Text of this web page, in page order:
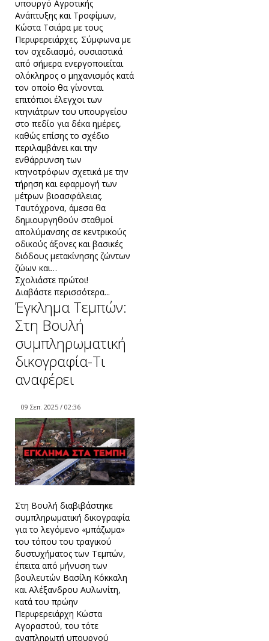
υπουργό Αγροτικής
Ανάπτυξης και Τροφίμων,
Κώστα Τσιάρα με τους
Περιφερειάρχες. Σύμφωνα με
τον σχεδιασμό, ουσιαστικά
από σήμερα ενεργοποιείται
ολόκληρος ο μηχανισμός κατά
τον οποίο θα γίνονται
επιτόπιοι έλεγχοι των
κτηνιάτρων του υπουργείου
στο πεδίο για δέκα ημέρες,
καθώς επίσης το σχέδιο
περιλαμβάνει και την
ενθάρρυνση των
κτηνοτρόφων σχετικά με την
τήρηση και εφαρμογή των
μέτρων βιοασφάλειας.
Ταυτόχρονα, άμεσα θα
δημιουργηθούν σταθμοί
απολύμανσης σε κεντρικούς
οδικούς άξονες και βασικές
διόδους μετακίνησης ζώντων
ζώων και…
Σχολιάστε πρώτοι!
Διαβάστε περισσότερα...
Έγκλημα Τεμπών:
Στη Βουλή
συμπληρωματική
δικογραφία-Τι
αναφέρει
09 Σεπ. 2025 / 02:36
Στη Βουλή διαβιβάστηκε
συμπληρωματική δικογραφία
για το λεγόμενο «μπάζωμα»
του τόπου του τραγικού
δυστυχήματος των Τεμπών,
έπειτα από μήνυση των
βουλευτών Βασίλη Κόκκαλη
και Αλέξανδρου Αυλωνίτη,
κατά του πρώην
Περιφερειάρχη Κώστα
Αγοραστού, του τότε
αναπληρωτή υπουργού